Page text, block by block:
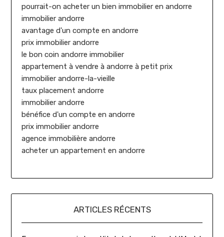
pourrait-on acheter un bien immobilier en andorre
immobilier andorre
avantage d'un compte en andorre
prix immobilier andorre
le bon coin andorre immobilier
appartement à vendre à andorre à petit prix
immobilier andorre-la-vieille
taux placement andorre
immobilier andorre
bénéfice d'un compte en andorre
prix immobilier andorre
agence immobilière andorre
acheter un appartement en andorre
ARTICLES RÉCENTS